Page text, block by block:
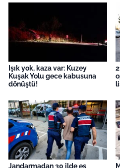
Işık yok, kaza var: Kuzey
Kuşak Yolu gece kabusuna
dönüştü!
Jandarmadan 30 ilde eş